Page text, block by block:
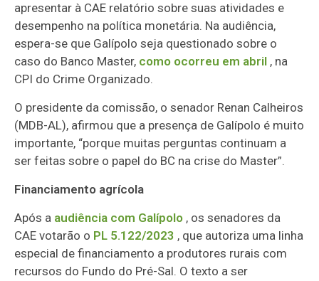
apresentar à CAE relatório sobre suas atividades e
desempenho na política monetária. Na audiência,
espera-se que Galípolo seja questionado sobre o
caso do Banco Master, como ocorreu em abril , na
CPI do Crime Organizado.
O presidente da comissão, o senador Renan Calheiros
(MDB-AL), afirmou que a presença de Galípolo é muito
importante, “porque muitas perguntas continuam a
ser feitas sobre o papel do BC na crise do Master”.
Financiamento agrícola
Após a audiência com Galípolo , os senadores da
CAE votarão o PL 5.122/2023 , que autoriza uma linha
especial de financiamento a produtores rurais com
recursos do Fundo do Pré-Sal. O texto a ser